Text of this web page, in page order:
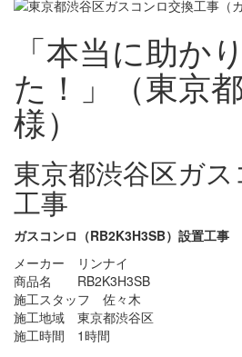
「本当に助か
た！」（東京
様）
東京都渋谷区ガ
工事
ガスコンロ（RB2K3H3SB）設置工事
メーカー リンナイ
商品名 RB2K3H3SB
施工スタッフ 佐々木
施工地域 東京都渋谷区
施工時間 1時間